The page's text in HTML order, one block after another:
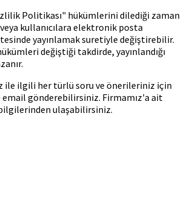
Politikası" hükümlerini dilediği zaman
kullanıcılara elektronik posta
yayınlamak suretiyle değiştirebilir.
değiştiği takdirde, yayınlandığı
ile ilgili her türlü soru ve önerileriniz için
email gönderebilirsiniz. Firmamız'a ait
ulaşabilirsiniz.